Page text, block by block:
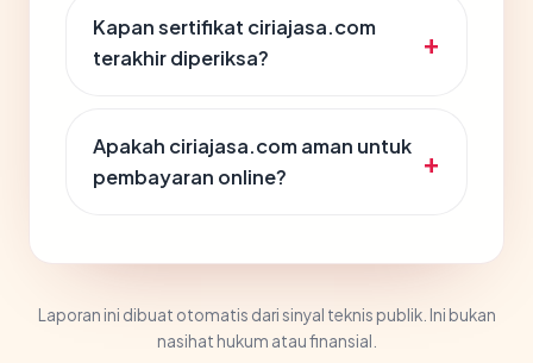
Kapan sertifikat ciriajasa.com
terakhir diperiksa?
Apakah ciriajasa.com aman untuk
pembayaran online?
Laporan ini dibuat otomatis dari sinyal teknis publik. Ini bukan
nasihat hukum atau finansial.